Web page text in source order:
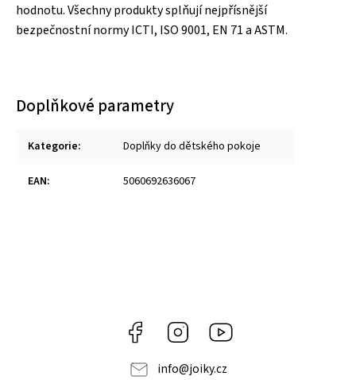
hodnotu. Všechny produkty splňují nejpřísnější
bezpečnostní normy ICTI, ISO 9001, EN 71 a ASTM.
Doplňkové parametry
Kategorie: Doplňky do dětského pokoje
EAN: 5060692636067
Facebook Instagram
info@joiky.cz